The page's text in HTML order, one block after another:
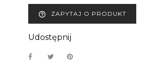
help_outline ZAPYTAJ O PRODUKT
Udostępnij